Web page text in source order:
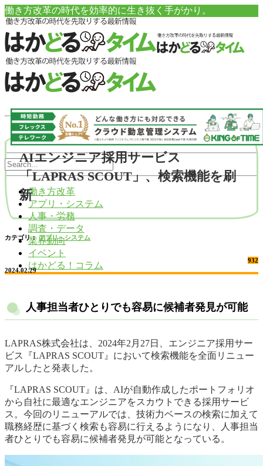
働き方改革の時代を効率的に生き抜く手がかり。
働き方改革
アプリ・システム
人事・労務
調査・データ
業界動向
イベント
はかどる！コラム
AIエンジニア採用サービス
「LAPRAS SCOUT」、検索機能を刷
新
カテゴリ： アプリ・システム
932
2024.02.29
人事担当者ひとりでも容易に候補者発見が可能
LAPRAS株式会社は、2024年2月27日、エンジニア採用サー
ビス『LAPRAS SCOUT』において検索機能を全面リニュー
アルしたと発表した。
『LAPRAS SCOUT』は、AIが自動作成したポートフォリオ
から自社に最適なエンジニアをスカウトできる採用サービ
ス。今回のリニューアルでは、技術力ベースの検索に加えて
職務経歴に基づく検索も容易に行えるようになり、人事担当
者ひとりでも容易に候補者発見が可能となっている。